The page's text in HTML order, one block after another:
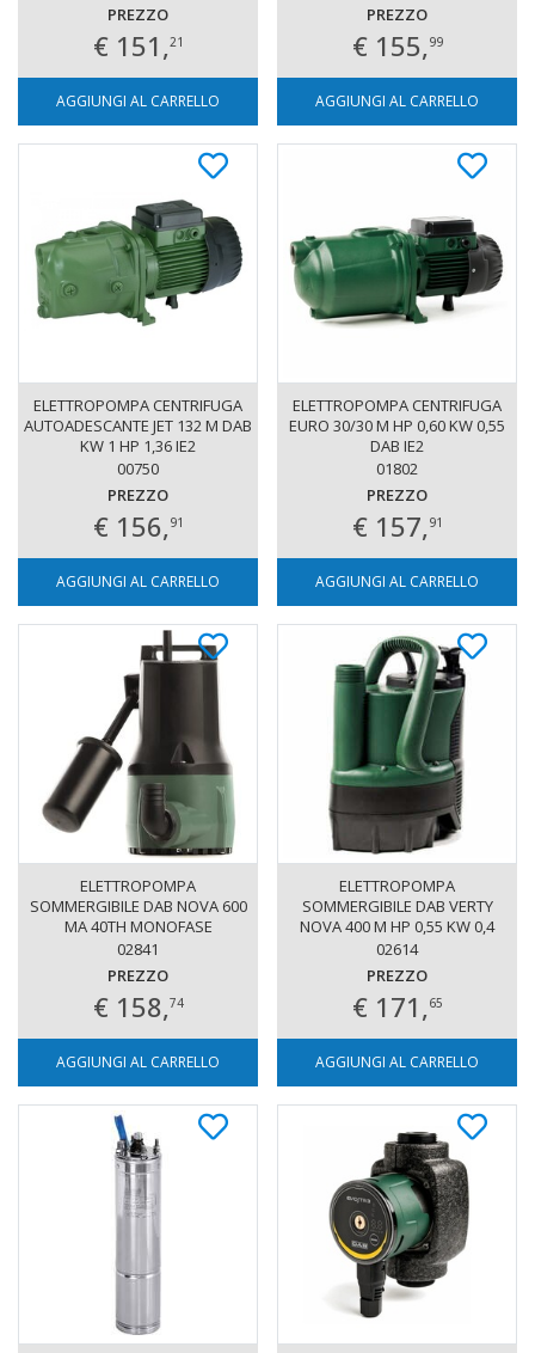
PREZZO
€ 151,21
AGGIUNGI AL CARRELLO
PREZZO
€ 155,99
AGGIUNGI AL CARRELLO
ELETTROPOMPA CENTRIFUGA
AUTOADESCANTE JET 132 M DAB
KW 1 HP 1,36 IE2
00750
PREZZO
€ 156,91
AGGIUNGI AL CARRELLO
ELETTROPOMPA CENTRIFUGA
EURO 30/30 M HP 0,60 KW 0,55
DAB IE2
01802
PREZZO
€ 157,91
AGGIUNGI AL CARRELLO
ELETTROPOMPA
SOMMERGIBILE DAB NOVA 600
MA 40TH MONOFASE
DRENAGGIO ACQUE CHIARE AD
USO DOMESTICO
02841
PREZZO
€ 158,74
AGGIUNGI AL CARRELLO
ELETTROPOMPA
SOMMERGIBILE DAB VERTY
NOVA 400 M HP 0,55 KW 0,4
02614
PREZZO
€ 171,65
AGGIUNGI AL CARRELLO